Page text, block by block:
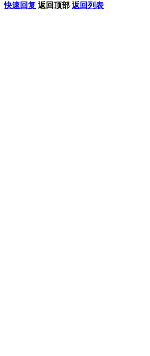
快速回复 返回顶部 返回列表